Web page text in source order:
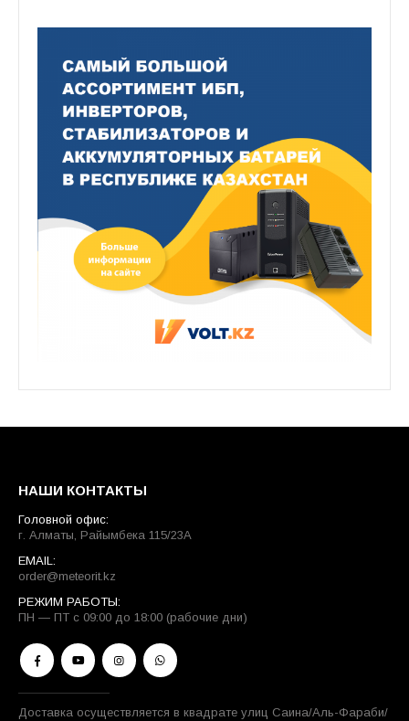
НАШИ КОНТАКТЫ
Головной офис:
г. Алматы, Райымбека 115/23A
EMAIL:
order@meteorit.kz
РЕЖИМ РАБОТЫ:
ПН — ПТ с 09:00 до 18:00 (рабочие дни)
Доставка осуществляется в квадрате улиц Саина/Аль-Фараби/